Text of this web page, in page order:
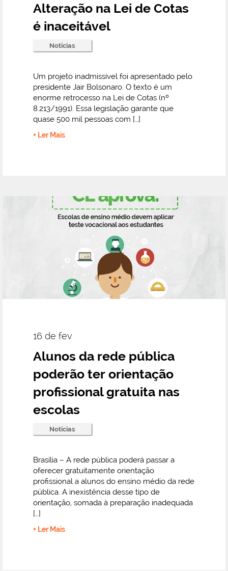
Alteração na Lei de Cotas
é inaceitável
Notícias
Um projeto inadmissível foi apresentado pelo
presidente Jair Bolsonaro. O texto é um
enorme retrocesso na Lei de Cotas (nº
8.213/1991). Essa legislação garante que
quase 500 mil pessoas com […]
+ Ler Mais
16 de fev
Alunos da rede pública
poderão ter orientação
profissional gratuita nas
escolas
Notícias
Brasília – A rede pública poderá passar a
oferecer gratuitamente orientação
profissional a alunos do ensino médio da rede
pública. A inexistência desse tipo de
orientação, somada à preparação inadequada
[…]
+ Ler Mais